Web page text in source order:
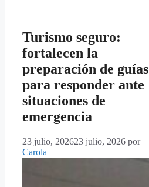
Turismo seguro:
fortalecen la
preparación de guías
para responder ante
situaciones de
emergencia
23 julio, 202623 julio, 2026 por
Carola